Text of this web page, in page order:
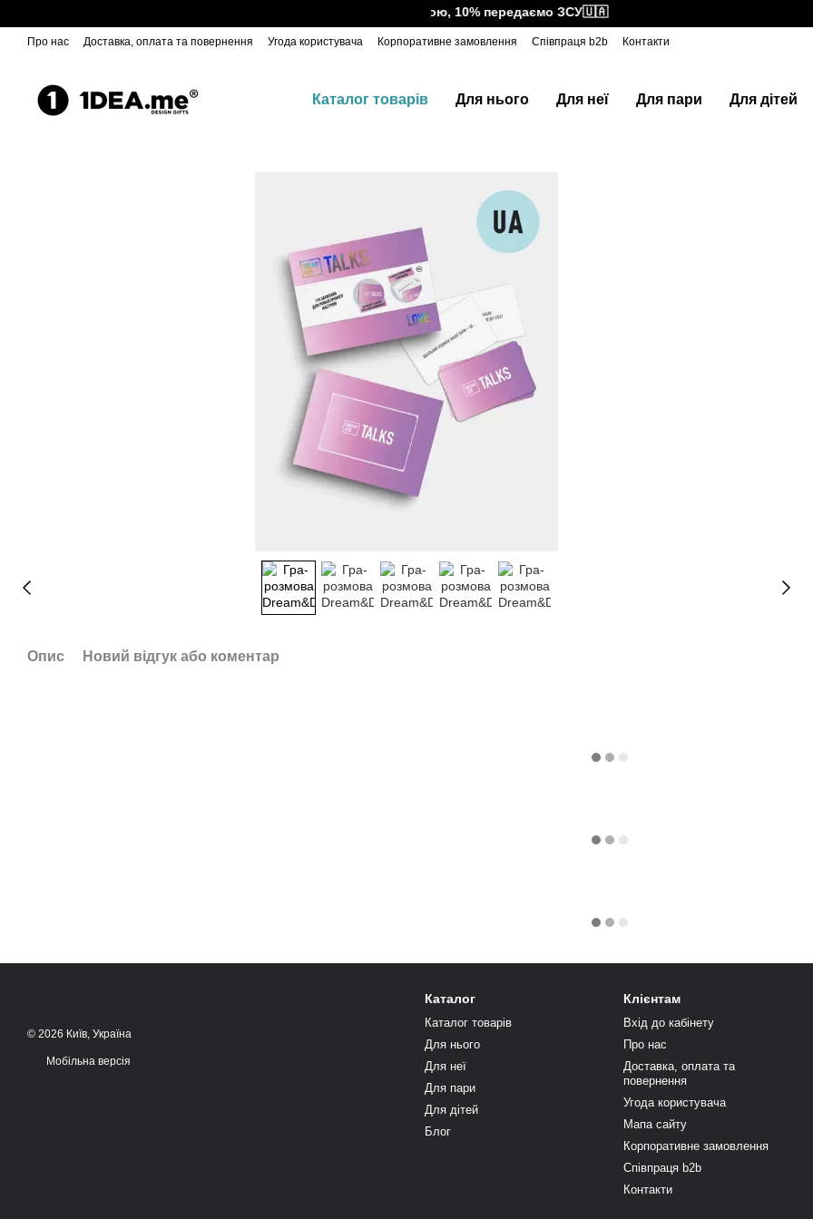
Відправляємо Новою Поштою, 10% передаємо ЗСУ🇺🇦
Про нас Доставка, оплата та повернення Угода користувача Корпоративне замовлення Співпраця b2b Контакти
Каталог товарів Для нього Для неї Для пари Для дітей
Опис Новий відгук або коментар
© 2026 Київ, Україна
Мобільна версія
Каталог
Каталог товарів
Для нього
Для неї
Для пари
Для дітей
Блог
Клієнтам
Вхід до кабінету
Про нас
Доставка, оплата та
повернення
Угода користувача
Мапа сайту
Корпоративне замовлення
Співпраця b2b
Контакти